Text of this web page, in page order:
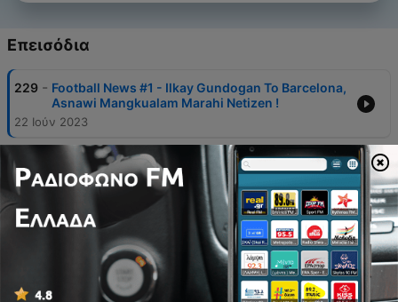
Επεισόδια
229 - Football News #1 - Ilkay Gundogan To Barcelona,
Asnawi Mangkualam Marahi Netizen !
22 Ιούν 2023
Berita Sepekan 12 - 17 JUNI 2023 : DKP3
Gaungkan Gemarikan (Gerakan
Memasyarakatkan Makan Ikan)
18 Ιούν 2023
Berita Sepekan 29 Mei - 2 Juni 2023 :
Pencegahan Hoaks, Diskominfo Kota Sukabumi
Kukuhkan 4 Kelompok Informasi Masyarakat
04 Ιούν 2023